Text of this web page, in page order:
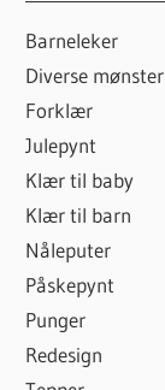
Barneleker
Diverse mønster
Forklær
Julepynt
Klær til baby
Klær til barn
Nåleputer
Påskepynt
Punger
Redesign